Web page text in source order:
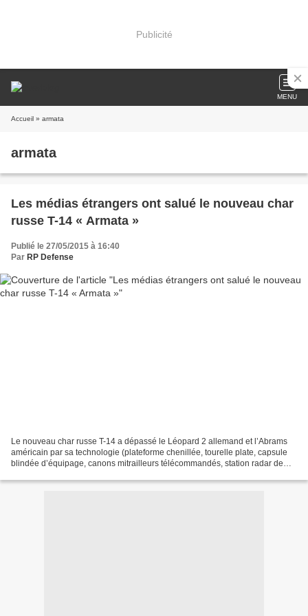
Publicité
MENU
Accueil » armata
armata
Les médias étrangers ont salué le nouveau char
russe T-14 « Armata »
Publié le 27/05/2015 à 16:40
Par RP Defense
Le nouveau char russe T-14 a dépassé le Léopard 2 allemand et l’Abrams
américain par sa technologie (plateforme chenillée, tourelle plate, capsule
blindée d’équipage, canons mitrailleurs télécommandés, station radar de